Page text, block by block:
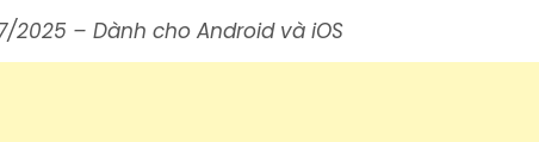
2025 – Dành cho Android và iOS